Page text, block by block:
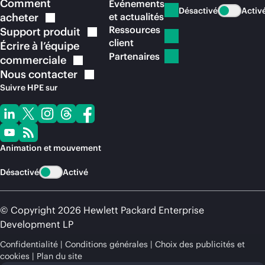
Comment
acheter
Support produit
Écrire à l’équipe
commerciale
Nouscontacter
Suivre HPE sur
Animation et mouvement
Désactivé Activé
Événements
et actualités
Ressources
client
Partenaires
Désactivé
© Copyright 2026 Hewlett Packard Enterprise
Development LP
Confidentialité Conditions générales
Choix des publicités et
cookies
Plan du site